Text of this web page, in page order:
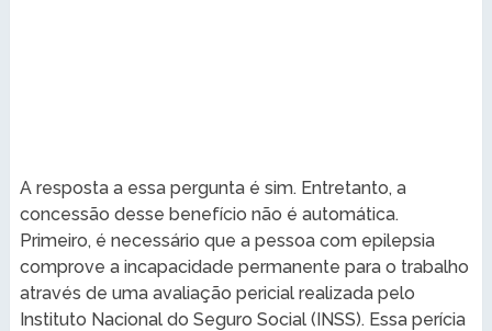
A resposta a essa pergunta é sim. Entretanto, a
concessão desse benefício não é automática.
Primeiro, é necessário que a pessoa com epilepsia
comprove a incapacidade permanente para o trabalho
através de uma avaliação pericial realizada pelo
Instituto Nacional do Seguro Social (INSS). Essa perícia